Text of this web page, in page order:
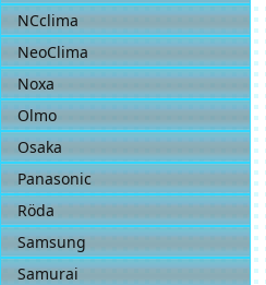
NCclima
NeoСlima
Noxa
Olmo
Osaka
Panasonic
Röda
Samsung
Samurai